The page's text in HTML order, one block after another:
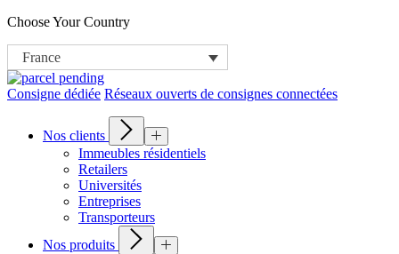
Choose Your Country
France
Consigne dédiée Réseaux ouverts de consignes connectées
Nos clients
Immeubles résidentiels
Retailers
Universités
Entreprises
Transporteurs
Nos produits